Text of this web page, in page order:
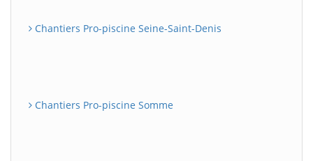
Chantiers Pro-piscine Seine-Saint-Denis
Chantiers Pro-piscine Somme